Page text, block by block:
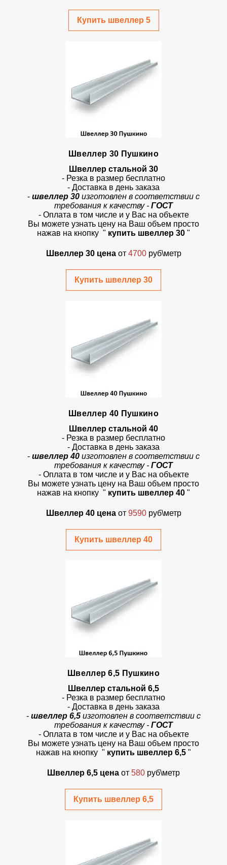
Купить швеллер 5
Швеллер 30 Пушкино
Швеллер стальной 30
- Резка в размер бесплатно
- Доставка в день заказа
- швеллер 30 изготовлен в соответствии с
требования к качеству - ГОСТ
- Оплата в том числе и у Вас на объекте
Вы можете узнать цену на Ваш объем просто
нажав на кнопку " купить швеллер 30 "
Швеллер 30 цена от 4700 руб\метр
Купить швеллер 30
Швеллер 40 Пушкино
Швеллер стальной 40
- Резка в размер бесплатно
- Доставка в день заказа
- швеллер 40 изготовлен в соответствии с
требования к качеству - ГОСТ
- Оплата в том числе и у Вас на объекте
Вы можете узнать цену на Ваш объем просто
нажав на кнопку " купить швеллер 40 "
Швеллер 40 цена от 9590 руб\метр
Купить швеллер 40
Швеллер 6,5 Пушкино
Швеллер стальной 6,5
- Резка в размер бесплатно
- Доставка в день заказа
- швеллер 6,5 изготовлен в соответствии с
требования к качеству - ГОСТ
- Оплата в том числе и у Вас на объекте
Вы можете узнать цену на Ваш объем просто
нажав на кнопку " купить швеллер 6,5 "
Швеллер 6,5 цена от 580 руб\метр
Купить швеллер 6,5